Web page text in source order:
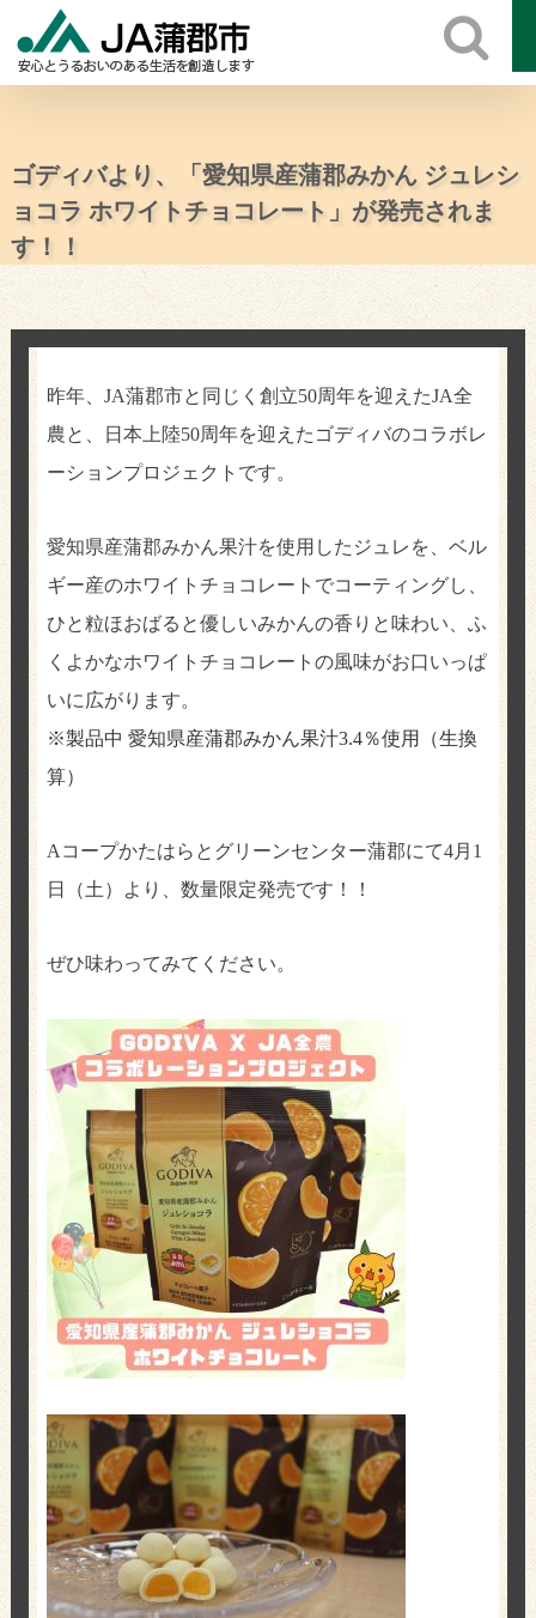
ゴディバより、「愛知県産蒲郡みかん ジュレシ
ョコラ ホワイトチョコレート」が発売されま
す！！
昨年、JA蒲郡市と同じく創立50周年を迎えたJA全
農と、日本上陸50周年を迎えたゴディバのコラボレ
ーションプロジェクトです。
愛知県産蒲郡みかん果汁を使用したジュレを、ベル
ギー産のホワイトチョコレートでコーティングし、
ひと粒ほおばると優しいみかんの香りと味わい、ふ
くよかなホワイトチョコレートの風味がお口いっぱ
いに広がります。
※製品中 愛知県産蒲郡みかん果汁3.4％使用（生換
算）
A コープかたはらとグリーンセンター蒲郡にて4月 1
日（土）より、数量限定発売です！！
ぜひ味わってみてください。